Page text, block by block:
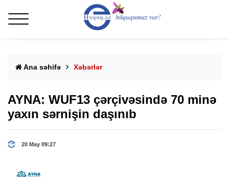
Ana səhifə Xəbərlər
AYNA: WUF13 çərçivəsində 70 minə
yaxın sərnişin daşınıb
20 May 09:27